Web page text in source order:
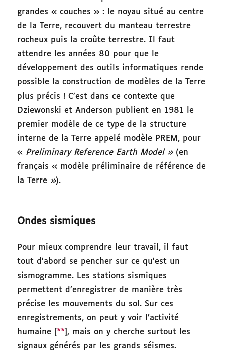
grandes « couches » : le noyau situé au centre
de la Terre, recouvert du manteau terrestre
rocheux puis la croûte terrestre. Il faut
attendre les années 80 pour que le
développement des outils informatiques rende
possible la construction de modèles de la Terre
plus précis ! C’est dans ce contexte que
Dziewonski et Anderson publient en 1981 le
premier modèle de ce type de la structure
interne de la Terre appelé modèle PREM, pour
« Preliminary Reference Earth Model »(en
français « modèle préliminaire de référence de
la Terre »).
Ondes sismiques
Pour mieux comprendre leur travail, il faut
tout d’abord se pencher sur ce qu’est un
sismogramme. Les stations sismiques
permettent d’enregistrer de manière très
précise les mouvements du sol. Sur ces
enregistrements, on peut y voir l’activité
humaine [ ** ], mais on y cherche surtout les
signaux générés par les grands séismes.